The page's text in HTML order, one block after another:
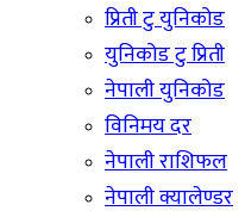
प्रिती टु युनिकोड
युनिकोड टु प्रिती
नेपाली युनिकोड
विनिमय दर
नेपाली राशिफल
नेपाली क्यालेण्डर